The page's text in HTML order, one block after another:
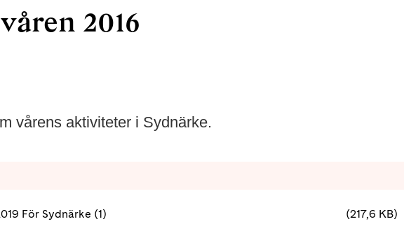
2016
vårens aktiviteter i Sydnärke.
För Sydnärke (1) (217,6 KB)